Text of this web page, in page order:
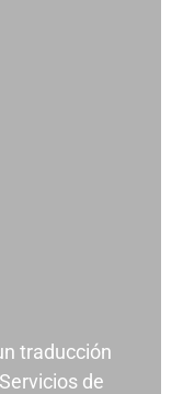
traducción
de